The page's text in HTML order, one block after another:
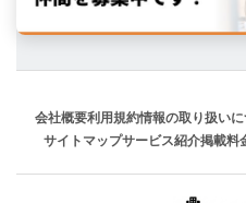
会社概要利用規約情報の取り扱い
サイトマップサービス紹介掲載料